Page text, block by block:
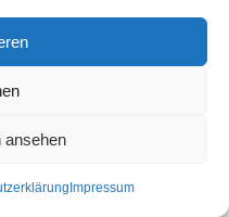
ansehen
Impressum